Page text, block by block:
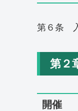
第６条
第２
開催